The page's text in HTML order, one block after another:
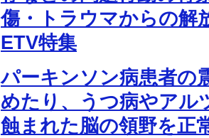
傷・トラウマからの解
ETV特集
パーキンソン病患者の
めたり、うつ病やアル
蝕まれた脳の領野を正